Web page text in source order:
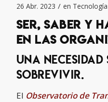
26 Abr. 2023 / en
SER, SABER Y
en las
Una
SOBREVIVIR.
El Observatorio de